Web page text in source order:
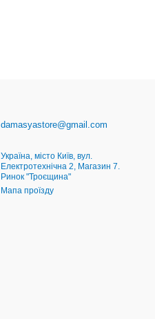
damasyastore@gmail.com
Україна, місто Київ, вул.
Електротехнічна 2, Магазин 7.
Ринок "Троєщина"
Мапа проїзду